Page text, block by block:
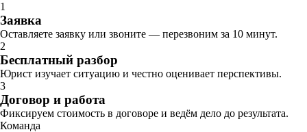
1
Заявка
Оставляете заявку или звоните — перезвоним за 10 минут.
2
Бесплатный разбор
Юрист изучает ситуацию и честно оценивает перспективы.
3
Договор и работа
Фиксируем стоимость в договоре и ведём дело до результата.
Команда